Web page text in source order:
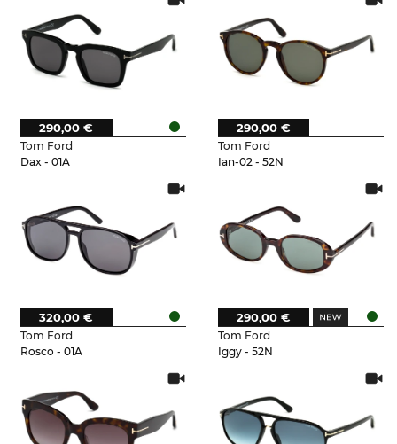
Tom Ford
Dax - 01A
290,00 €
Tom Ford
Ian-02 - 52N
290,00 €
Tom Ford
Rosco - 01A
320,00 €
Tom Ford
Iggy - 52N
290,00 €